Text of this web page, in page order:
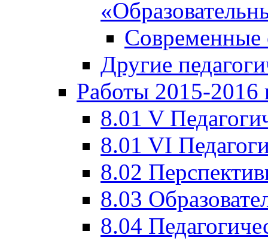
Современные
Другие
Работы 2015-2016
8.01 V
8.01 VI
8.02
8.03
8.04